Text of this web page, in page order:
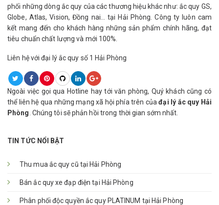
phối những dòng ắc quy của các thương hiệu khác như: ắc quy GS,
Globe, Atlas, Vision, Đồng nai… tại Hải Phòng. Công ty luôn cam
kết mang đến cho khách hàng những sản phẩm chính hãng, đạt
tiêu chuẩn chất lượng và mới 100%.
Liên hệ với đại lý ắc quy số 1 Hải Phòng
Ngoài việc gọi qua Hotline hay tới văn phòng, Quý khách cũng có
thể liên hệ qua những mạng xã hội phía trên củađại lý ắc quy Hải
Phòng . Chúng tôi sẽ phản hồi trong thời gian sớm nhất.
TIN TỨC NỔI BẬT
Thu mua ắc quy cũ tại Hải Phòng
Bán ắc quy xe đạp điện tại Hải Phòng
Phân phối độc quyền ắc quy PLATINUM tại Hải Phòng